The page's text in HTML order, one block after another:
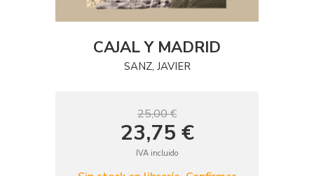
CAJAL Y MADRID
SANZ, JAVIER
25,00 €
23,75 €
IVA incluido